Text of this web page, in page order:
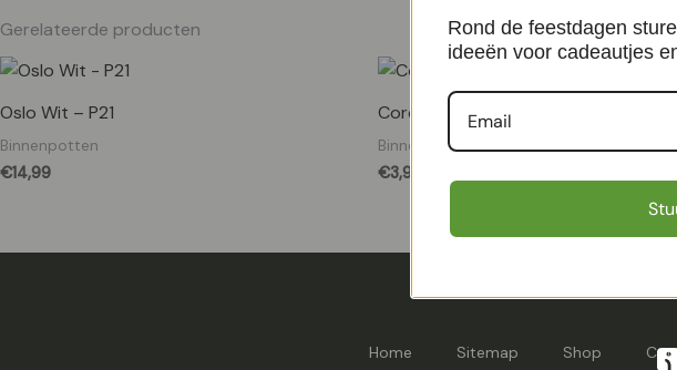
Gerelateerde producten
Oslo Wit – P21
Binnenpotten
€14,99
Cordoba – Terracotta potje klein – P6
Binnenpotten
€3,99
Home Sitemap Shop
Rond de feestdagen
ideeën voor cadeautjes